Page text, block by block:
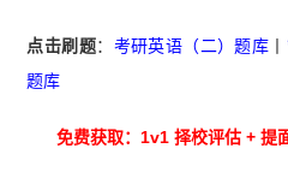
点击刷题： 考研英语（二）题库
题库
免费获取：1v1 择校评估 + 提